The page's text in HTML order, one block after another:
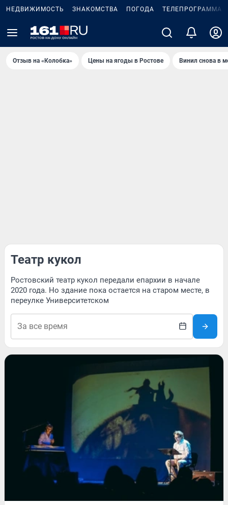
НЕДВИЖИМОСТЬ ЗНАКОМСТВА ПОГОДА ТЕЛЕПРОГРАММА
Отзыв на «Колобка» Цены на ягоды в Ростове Винил снова в
Театр кукол
Ростовский театр кукол передали епархии в начале
2020 года. Но здание пока остается на старом месте, в
переулке Университетском